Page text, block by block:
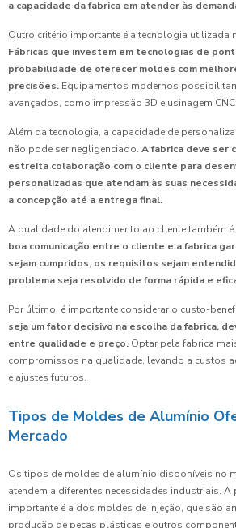
a capacidade da fabrica em atender às
Outro critério importante é a tecnologia utilizada
Fábricas que investem em tecnologias de
probabilidade de oferecer moldes com
precisões. Equipamentos modernos
avançados, como impressão 3D e usinagem CNC.
Além da tecnologia, a capacidade de
não pode ser negligenciado. A fabrica deve ser
estreita colaboração com o cliente para
personalizadas que atendam às suas
a concepção até a entrega final.
A qualidade do atendimento ao cliente também é
boa comunicação entre o cliente e a fabrica
sejam cumpridos, os requisitos sejam
problema seja resolvido de forma rápida e
Por último, é importante considerar o custo-
seja um fator decisivo na escolha da fabrica,
entre qualidade e preço. Optar pela fabrica
compromissos na qualidade, levando a custos
e ajustes futuros.
Tipos de Moldes de Alumínio
Mercado
Os tipos de moldes de alumínio disponíveis no
atendem a diferentes necessidades industriais.
importante é a dos moldes de injeção, que são
produção de peças plásticas e outros